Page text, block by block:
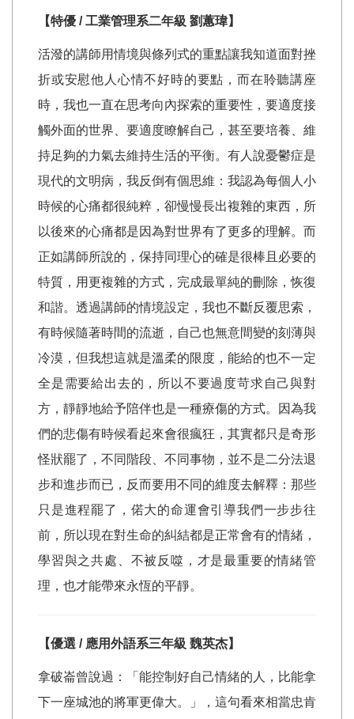
【特優 / 工業管理系二年級 劉蕙瑋】
活潑的講師用情境與條列式的重點讓我知道面對挫
折或安慰他人心情不好時的要點，而在聆聽講座
時，我也一直在思考向內探索的重要性，要適度接
觸外面的世界、要適度瞭解自己，甚至要培養、維
持足夠的力氣去維持生活的平衡。有人說憂鬱症是
現代的文明病，我反倒有個思維：我認為每個人小
時候的心痛都很純粹，卻慢慢長出複雜的東西，所
以後來的心痛都是因為對世界有了更多的理解。而
正如講師所說的，保持同理心的確是很棒且必要的
特質，用更複雜的方式，完成最單純的刪除，恢復
和諧。透過講師的情境設定，我也不斷反覆思索，
有時候隨著時間的流逝，自己也無意間變的刻薄與
冷漠，但我想這就是溫柔的限度，能給的也不一定
全是需要給出去的，所以不要過度苛求自己與對
方，靜靜地給予陪伴也是一種療傷的方式。因為我
們的悲傷有時候看起來會很瘋狂，其實都只是奇形
怪狀罷了，不同階段、不同事物，並不是二分法退
步和進步而已，反而要用不同的維度去解釋：那些
只是進程罷了，偌大的命運會引導我們一步步往
前，所以現在對生命的糾結都是正常會有的情緒，
學習與之共處、不被反噬，才是最重要的情緒管
理，也才能帶來永恆的平靜。
【優選 / 應用外語系三年級 魏英杰】
拿破崙曾說過：「能控制好自己情緒的人，比能拿
下一座城池的將軍更偉大。」，這句看來相當忠肯